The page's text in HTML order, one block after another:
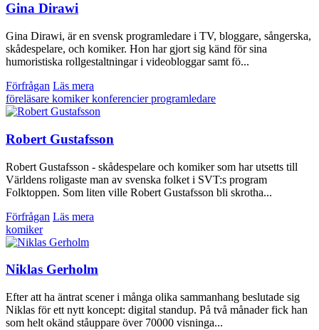
Gina Dirawi
Gina Dirawi, är en svensk programledare i TV, bloggare, sångerska,
skådespelare, och komiker. Hon har gjort sig känd för sina
humoristiska rollgestaltningar i videobloggar samt fö...
Förfrågan Läs mera
föreläsare komikerkonferencierprogramledare
Robert Gustafsson
Robert Gustafsson - skådespelare och komiker som har utsetts till
Världens roligaste man av svenska folket i SVT:s program
Folktoppen. Som liten ville Robert Gustafsson bli skrotha...
Förfrågan Läs mera
komiker
Niklas Gerholm
Efter att ha äntrat scener i många olika sammanhang beslutade sig
Niklas för ett nytt koncept: digital standup. På två månader fick han
som helt okänd ståuppare över 70000 visninga...